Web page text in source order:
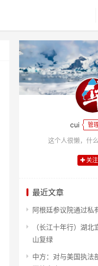
cui 管
这个人很懒，什
关
最近文章
阿根廷参议院通过私
（长江十年行）湖北
山复绿
中方：对与美国执法